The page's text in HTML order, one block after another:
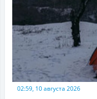
02:59, 10 августа 2026